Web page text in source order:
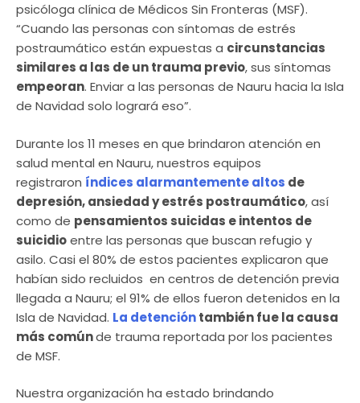
psicóloga clínica de Médicos Sin Fronteras (MSF).
“Cuando las personas con síntomas de estrés
postraumático están expuestas a circunstancias
similares a las de un trauma previo, sus síntomas
empeoran. Enviar a las personas de Nauru hacia la Isla
de Navidad solo logrará eso”.
Durante los 11 meses en que brindaron atención en
salud mental en Nauru, nuestros equipos
registraron índices alarmantemente altos de
depresión, ansiedad y estrés postraumático, así
como de pensamientos suicidas e intentos de
suicidioentre las personas que buscan refugio y
asilo. Casi el 80% de estos pacientes explicaron que
habían sido recluidos en centros de detención previa
llegada a Nauru; el 91% de ellos fueron detenidos en la
Isla de Navidad. La detencióntambién fue la causa
más comúnde trauma reportada por los pacientes
de MSF.
Nuestra organización ha estado brindando